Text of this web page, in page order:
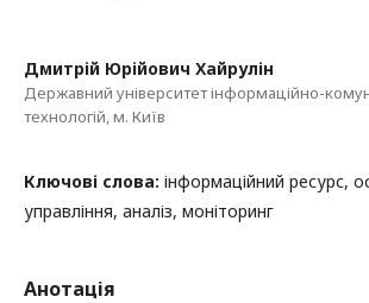
Дмитрій Юрійович Хайрулін
Державний університет інформаційно-
технологій, м. Київ
Ключові слова: інформаційний ресурс,
управління, аналіз, моніторинг
Анотація